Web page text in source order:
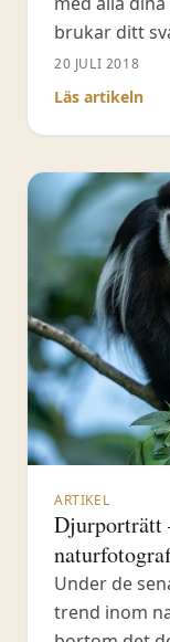
brukar ditt
du kan göra.
20 JULI 2018
Läs artikeln
ARTIKEL
Djurporträtt
Under de
trend inom